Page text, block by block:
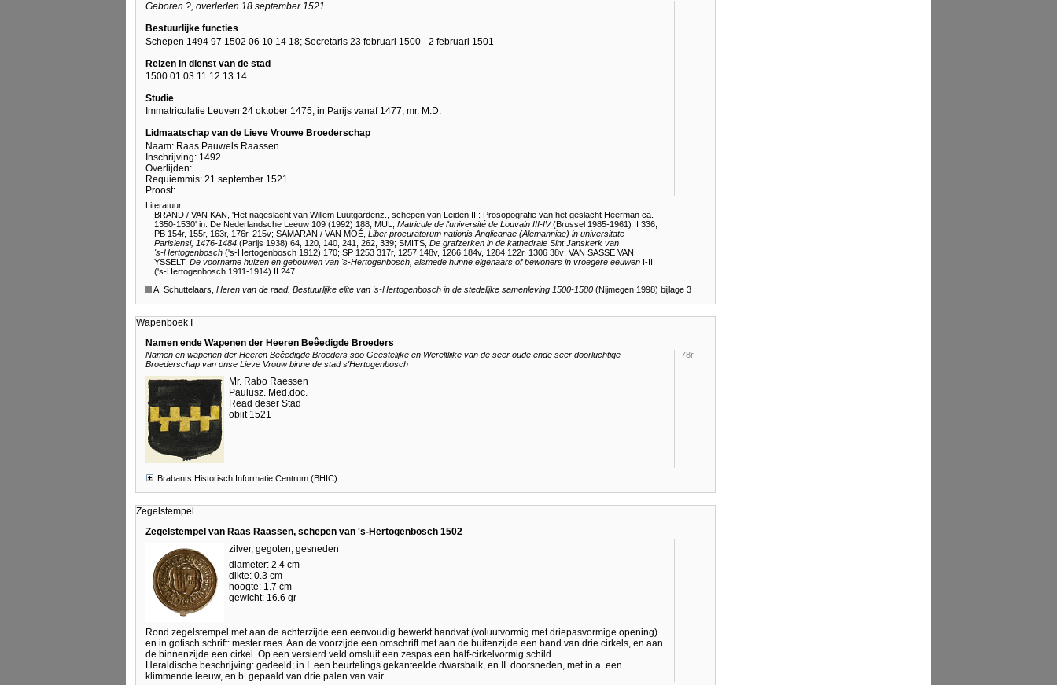
Geboren ?, overleden 18 september 1521
Bestuurlijke functies
Schepen 1494 97 1502 06 10 14 18; Secretaris 23 februari 1500 - 2 februari 1501
Reizen in dienst van de stad
1500 01 03 11 12 13 14
Studie
Immatriculatie Leuven 24 oktober 1475; in Parijs vanaf 1477; mr. M.D.
Lidmaatschap van de Lieve Vrouwe Broederschap
Naam: Raas Pauwels Raassen
Inschrijving: 1492
Overlijden:
Requiemmis: 21 september 1521
Proost:
Literatuur
BRAND / VAN KAN, 'Het nageslacht van Willem Luutgardenz., schepen van Leiden II : Prosopografie van het geslacht Heerman ca.
1350-1530' in: De Nederlandsche Leeuw 109 (1992) 188; MUL, Matricule de l'université de Louvain III-IV(Brussel 1985-1961) II 336;
PB 154r, 155r, 163r, 176r, 215v; SAMARAN / VAN MOÉ, Liber procuratorum nationis Anglicanae (Alemanniae) in universitate
Parisiensi, 1476-1484 (Parijs 1938) 64, 120, 140, 241, 262, 339; SMITS, De grafzerken in de kathedrale Sint Janskerk van
's-Hertogenbosch ('s-Hertogenbosch 1912) 170; SP 1253 317r, 1257 148v, 1266 184v, 1284 122r, 1306 38v; VAN SASSE VAN
YSSELT, De voorname huizen en gebouwen van 's-Hertogenbosch , alsmede hunne eigenaars of bewoners in vroegere eeuwen I-III
('s-Hertogenbosch 1911-1914) II 247
A. Schuttelaars, Heren van de raad. Bestuurlijke elite van 's-Hertogenbosch in de stedelijke samenleving 1500-1580 (Nijmegen 1998) bijlage 3
Wapenboek I
Namen ende Wapenen der Heeren Beêedigde Broeders
Namen en wapenen der Heeren Beêedigde Broeders soo Geestelijke en Wereltlijke van de seer oude ende seer doorluchtige
Broederschap van onse Lieve Vrouw binne de stad s'Hertogenbosch
Mr. Rabo Raessen
Paulusz. Med.doc.
Read deser Stad
obiit 1521
78r
Brabants Historisch Informatie Centrum (BHIC)
Zegelstempel
Zegelstempel van Raas Raassen, schepen van 's-Hertogenbosch 1502
zilver, gegoten, gesneden
diameter: 2.4 cm
dikte: 0.3 cm
hoogte: 1.7 cm
gewicht: 16.6 gr
Rond zegelstempel met aan de achterzijde een eenvoudig bewerkt handvat (voluutvormig met driepasvormige opening)
en in gotisch schrift: mester raes. Aan de voorzijde een omschrift met aan de buitenzijde een band van drie cirkels, en aan
de binnenzijde een cirkel. Op een versierd veld omsluit een zespas een half-cirkelvormig schild.
Heraldische beschrijving: gedeeld; in I. een beurtelings gekanteelde dwarsbalk, en II. doorsneden, met in a. een
klimmende leeuw, en b. gepaald van drie palen van vair.